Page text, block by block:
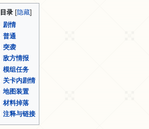
目录
剧情
普通
突袭
敌方情报
模组任务
关卡内剧情
地图装置
材料掉落
注释与链接